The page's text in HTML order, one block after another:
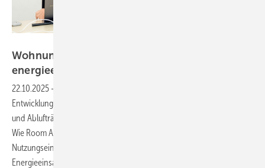
Wohnungslüftung bedarfsgerecht und
energieeffizient
22.10.2025 -
Entwicklungsschritt mit einem System, das ohne Festlegung von Zu-
und Ablufträumen einen bedarfsgerechten Luftaustausch ermöglicht:
Wie Room Air Volume-Control (RAV-Control) in allen Räumen einer
Nutzungs­einheit eingesetzt werden kann und zur Optimierung des
Energieeinsatzes beiträgt, erläutert ­Prof. Dr.-Ing. Thomas Hartmann